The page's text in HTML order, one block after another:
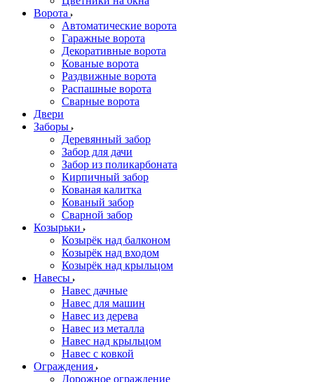
Ворота
Автоматические ворота
Гаражные ворота
Декоративные ворота
Кованые ворота
Раздвижные ворота
Распашные ворота
Сварные ворота
Двери
Заборы
Деревянный забор
Забор для дачи
Забор из поликарбоната
Кирпичный забор
Кованая калитка
Кованый забор
Сварной забор
Козырьки
Козырёк над балконом
Козырёк над входом
Козырёк над крыльцом
Навесы
Навес дачные
Навес для машин
Навес из дерева
Навес из металла
Навес над крыльцом
Навес с ковкой
Ограждения
Дорожное ограждение